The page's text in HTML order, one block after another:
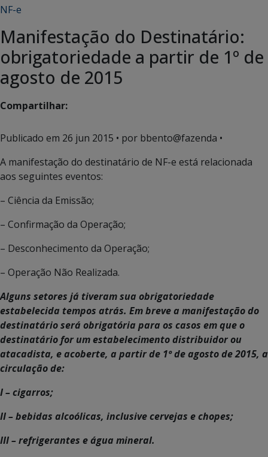
NF-e
Manifestação do Destinatário:
obrigatoriedade a partir de 1º de
agosto de 2015
Compartilhar:
Publicado em 26 jun 2015 • por bbento@fazenda •
A manifestação do destinatário de NF-e está relacionada
aos seguintes eventos:
– Ciência da Emissão;
– Confirmação da Operação;
– Desconhecimento da Operação;
– Operação Não Realizada.
Alguns setores já tiveram sua obrigatoriedade
estabelecida tempos atrás. Em breve a manifestação do
destinatário será obrigatória para os casos em que o
destinatário for um estabelecimento distribuidor ou
atacadista, e acoberte, a partir de 1º de agosto de 2015, a
circulação de:
I – cigarros;
II – bebidas alcoólicas, inclusive cervejas e chopes;
III – refrigerantes e água mineral.